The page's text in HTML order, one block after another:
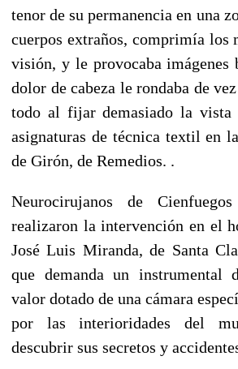
tenor de su permanencia en una
cuerpos extraños, comprimía los
visión, y le provocaba imágenes
dolor de cabeza le rondaba de
todo al fijar demasiado la vista
asignaturas de técnica textil en
de Girón, de Remedios. .
Neurocirujanos de
realizaron la intervención en el
José Luis Miranda, de Santa
que demanda un instrumental
valor dotado de una cámara
por las interioridades del
descubrir sus secretos y